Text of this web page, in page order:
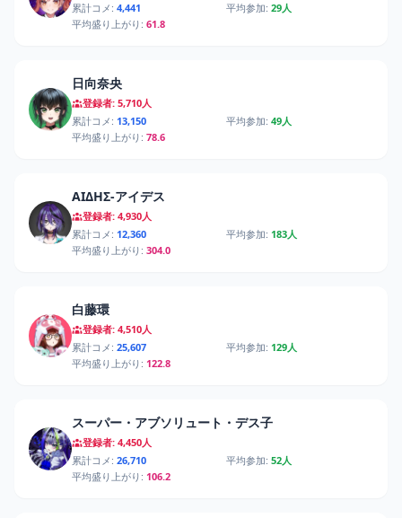
累計コメ: 4,441 平均参加: 29人
平均盛り上がり: 61.8
日向奈央
登録者: 5,710人
累計コメ: 13,150 平均参加: 49人
平均盛り上がり: 78.6
ΑΙΔΗΣ-アイデス
登録者: 4,930人
累計コメ: 12,360 平均参加: 183人
平均盛り上がり: 304.0
白藤環
登録者: 4,510人
累計コメ: 25,607 平均参加: 129人
平均盛り上がり: 122.8
スーパー・アブソリュート・デス子
登録者: 4,450人
累計コメ: 26,710 平均参加: 52人
平均盛り上がり: 106.2